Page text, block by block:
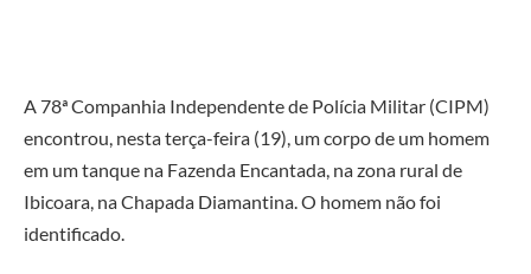
A 78ª Companhia Independente de Polícia Militar (CIPM)
encontrou, nesta terça-feira (19), um corpo de um homem
em um tanque na Fazenda Encantada, na zona rural de
Ibicoara, na Chapada Diamantina. O homem não foi
identificado.